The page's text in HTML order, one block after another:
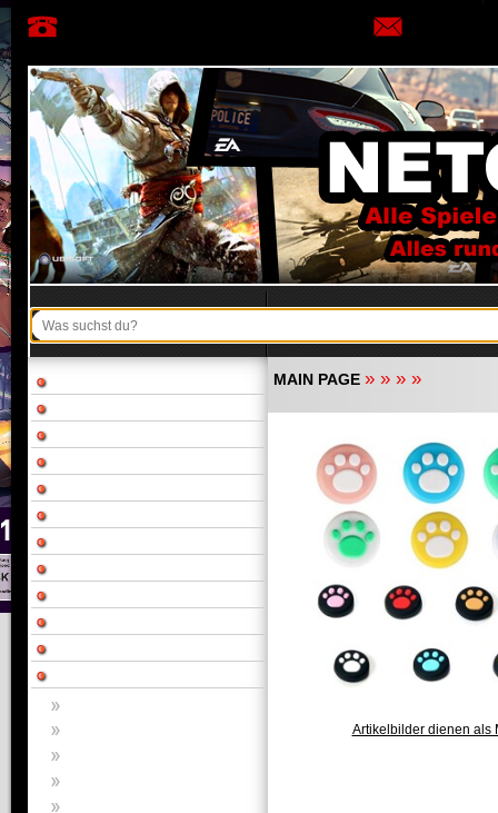
MAIN PAGE » » » »
Artikelbilder dienen als